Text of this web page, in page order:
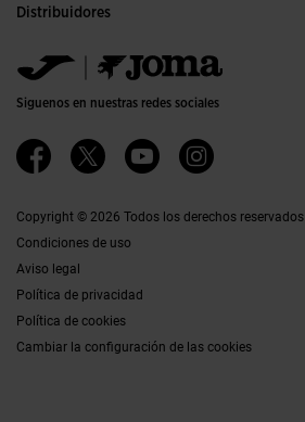
Transporte y entrega
Preguntas frecuentes
Historia
Política de calidad y medio ambiente
Trabaja con nosotros
Proyectos subvencionados
Canal ético
Distribuidores
Jomanet
Área marketing
Contacto
Siguenos en nuestras redes sociales
Copyright © 2026 Todos los derechos reservados
Condiciones de uso
Aviso legal
Política de privacidad
Política de cookies
Cambiar la configuración de las cookies